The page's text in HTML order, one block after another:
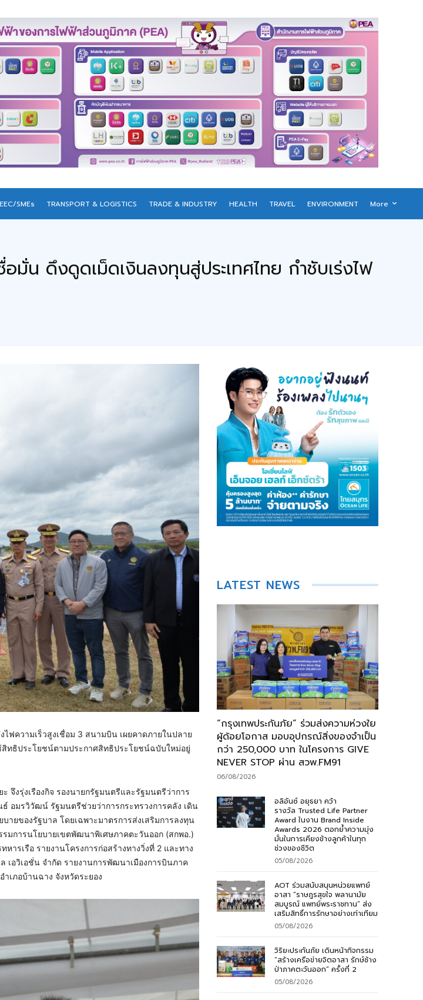
EEC/SMEs TRANSPORT & LOGISTICS TRADE & INDUSTRY HEALTH TRAVEL ENVIRONMENT More
มั่น ดึงดูดเม็ดเงินลงทุนสู่ประเทศไทย กำชับเร่งไฟ
ไฟความเร็วสูงเชื่อม 3 สนามบิน เผยคาดภายในปลาย
ทธิประโยชน์ตามประกาศสิทธิประโยชน์ฉบับใหม่อยู่
งรุ่งเรืองกิจ รองนายกรัฐมนตรีและรัฐมนตรีว่าการ
อมรวิวัฒน์ รัฐมนตรีช่วยว่าการกระทรวงการคลัง เดิน
ยของรัฐบาล โดยเฉพาะมาตรการส่งเสริมการลงทุน
การนโยบายเขตพัฒนาพิเศษภาคตะวันออก (สกพอ.)
ารเรือ รายงานโครงการก่อสร้างทางวิ่งที่ 2 และทาง
อวิเอชั่น จำกัด รายงานการพัฒนาเมืองการบินภาค
เภอบ้านฉาง จังหวัดระยอง
LATEST NEWS
“กรุงเทพประกันภัย” ร่วมส่งความห่วงใย
ผู้ด้อยโอกาส มอบอุปกรณ์สิ่งของจำเป็น
กว่า 250,000 บาท ในโครงการ GIVE
NEVER STOP ผ่าน สวพ.FM91
06/08/2026
อลิอันซ์ อยุธยา คว้า
รางวัล Trusted Life Partner
Award ในงาน Brand Inside
Awards 2026 ตอกย้ำความมุ่ง
มั่นในการเคียงข้างลูกค้าในทุก
ช่วงของชีวิต
05/08/2026
AOT ร่วมสนับสนุนหน่วยแพทย์
อาสา “ราษฎรสุขใจ พลานามัย
สมบูรณ์ แพทย์พระราชทาน” ส่ง
เสริมสิทธิ์การรักษาอย่างเท่าเทียม
05/08/2026
วิริยะประกันภัย เดินหน้ากิจกรรม
“สร้างเครือข่ายจิตอาสา รักษ์ช้าง
ป่าภาคตะวันออก” ครั้งที่ 2
05/08/2026